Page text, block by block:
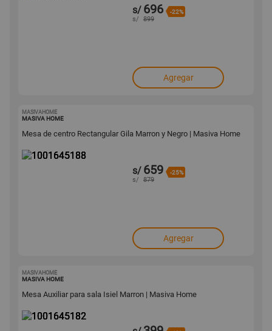
s/ 696 -22%
s/ 899
Agregar
MASIVAHOME
MASIVA HOME
Mesa de centro Rectangular Gila Marron y Negro | Masiva Home
s/ 659 -25%
s/ 879
Agregar
MASIVAHOME
MASIVA HOME
Mesa Auxiliar para sala Isiel Marron | Masiva Home